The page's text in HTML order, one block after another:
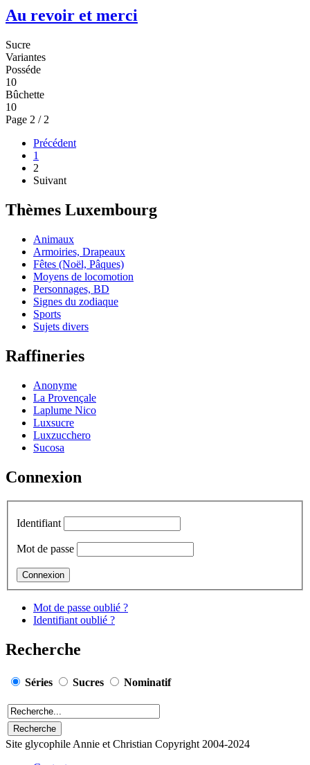
Au revoir et merci
Sucre
Variantes
Posséde
10
Bûchette
10
Page 2 / 2
Précédent
1
2
Suivant
Thèmes Luxembourg
Animaux
Armoiries, Drapeaux
Fêtes (Noël, Pâques)
Moyens de locomotion
Personnages, BD
Signes du zodiaque
Sports
Sujets divers
Raffineries
Anonyme
La Provençale
Laplume Nico
Luxsucre
Luxzucchero
Sucosa
Connexion
Identifiant
Mot de passe
Mot de passe oublié ?
Identifiant oublié ?
Recherche
Séries Sucres Nominatif
Site glycophile Annie et Christian Copyright 2004-2024